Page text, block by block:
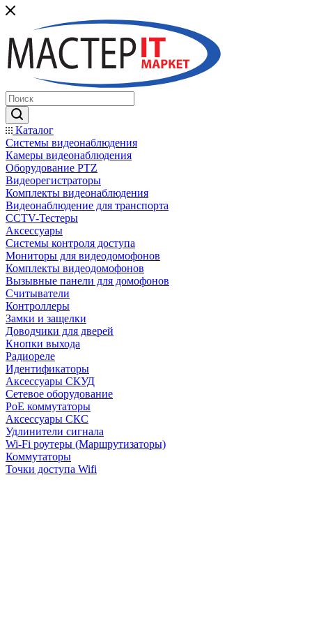
Каталог
Системы видеонаблюдения
Камеры видеонаблюдения
Оборудование PTZ
Видеорегистраторы
Комплекты видеонаблюдения
Видеонаблюдение для транспорта
CCTV-Тестеры
Аксессуары
Системы контроля доступа
Мониторы для видеодомофонов
Комплекты видеодомофонов
Вызывные панели для домофонов
Считыватели
Контроллеры
Замки и защелки
Доводчики для дверей
Кнопки выхода
Радиореле
Идентификаторы
Аксессуары СКУД
Сетевое оборудование
PoE коммутаторы
Аксессуары СКС
Удлинители сигнала
Wi-Fi роутеры (Маршрутизаторы)
Коммутаторы
Точки доступа Wifi